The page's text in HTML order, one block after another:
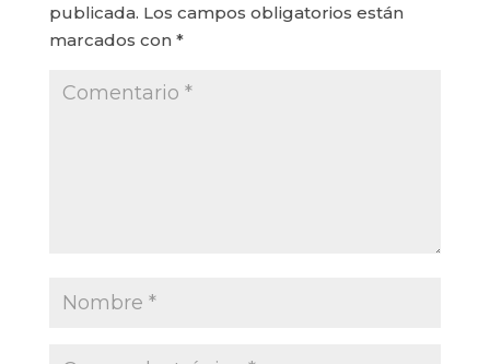
publicada. Los campos obligatorios están
marcados con *